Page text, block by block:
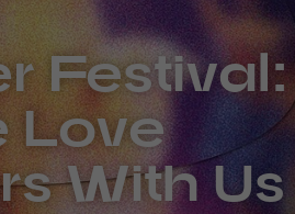
Festival:
Love
With Us